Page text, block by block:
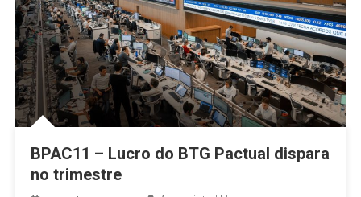
BPAC11 – Lucro do BTG Pactual dispara
no trimestre